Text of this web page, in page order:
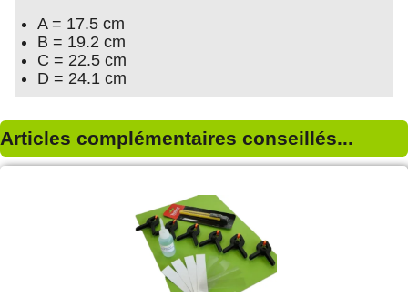
A = 17.5 cm
B = 19.2 cm
C = 22.5 cm
D = 24.1 cm
Articles complémentaires conseillés...